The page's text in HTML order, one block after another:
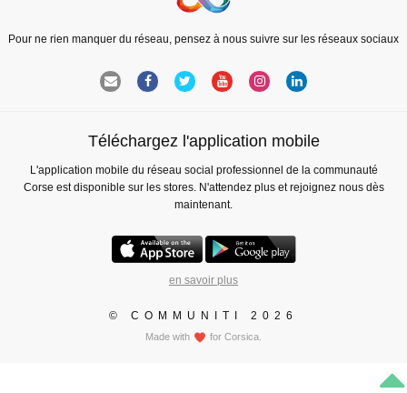
Pour ne rien manquer du réseau, pensez à nous suivre sur les réseaux sociaux
Téléchargez l'application mobile
L'application mobile du réseau social professionnel de la communauté
Corse est disponible sur les stores. N'attendez plus et rejoignez nous dès
maintenant.
en savoir plus
© COMMUNITI 2026
Made with for Corsica.